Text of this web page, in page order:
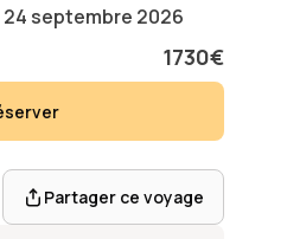
Partager ce voyage
24 septembre 2026
1730€